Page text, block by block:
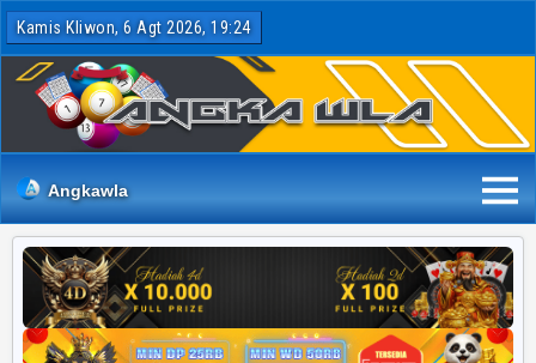
Kamis Kliwon, 6 Agt 2026, 19:24
Angkawla